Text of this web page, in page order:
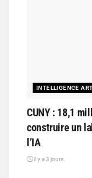
INTELLIGENCE
CUNY : 18,1
construire un
l’IA
il y a 3 jours